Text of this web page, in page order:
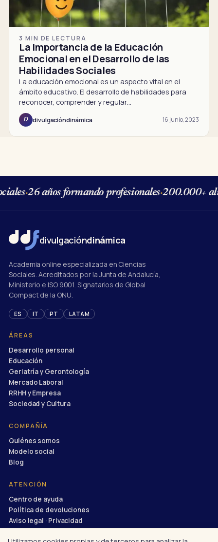
3 MIN DE LECTURA
La Importancia de la Educación
Emocional en el Desarrollo de las
Habilidades Sociales
La educación emocional es un aspecto vital en el
ámbito educativo. El desarrollo de habilidades para
reconocer, comprender y regular…
D divulgacióndinámica 16 junio, 2023
·26 años formando profesionales·200.000+
divulgacióndinámica
Academia online especializada en Ciencias
Sociales. Acreditados por la Junta de Andalucía,
Ministerio e ISO 9001. Signatarios de Global
Compact de la ONU.
ES IT PT LATAM
ÁREAS
Desarrollo personal
Educación
Geriatría y Gerontología
Mercado Laboral
RRHH y Empresa
Sociedad y Cultura
COMPAÑÍA
Quiénes somos
Modelo social
Blog
ATENCIÓN
Centro de ayuda
Política de devoluciones
Aviso legal · Privacidad